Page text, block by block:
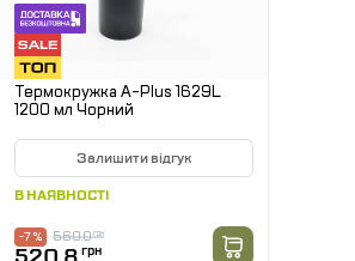
Термокружка A-Plus 1629L
1200 мл Чорний
Залишити відгук
В НАЯВНОСТІ
560.0грн
-7 %
грн